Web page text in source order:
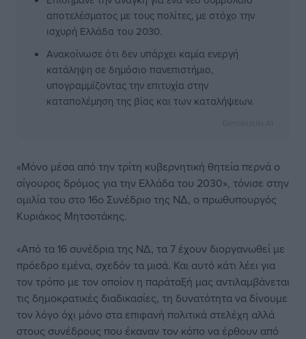
αποτελέσματος με τους πολίτες, με στόχο την
ισχυρή Ελλάδα του 2030.
Ανακοίνωσε ότι δεν υπάρχει καμία ενεργή
κατάληψη σε δημόσιο πανεπιστήμιο,
υπογραμμίζοντας την επιτυχία στην
καταπολέμηση της βίας και των καταλήψεων.
«Μόνο μέσα από την τρίτη κυβερνητική θητεία περνά ο
σίγουρος δρόμος για την Ελλάδα του 2030», τόνισε στην
ομιλία του στο 16ο Συνέδριο της ΝΔ, ο πρωθυπουργός
Κυριάκος Μητσοτάκης.
«Από τα 16 συνέδρια της ΝΔ, τα 7 έχουν διοργανωθεί με
πρόεδρο εμένα, σχεδόν τα μισά. Και αυτό κάτι λέει για
τον τρόπο με τον οποίον η παράταξή μας αντιλαμβάνεται
τις δημοκρατικές διαδικασίες, τη δυνατότητα να δίνουμε
τον λόγο όχι μόνο στα επιφανή πολιτικά στελέχη αλλά
στους συνέδρους που έκαναν τον κόπο να έρθουν από